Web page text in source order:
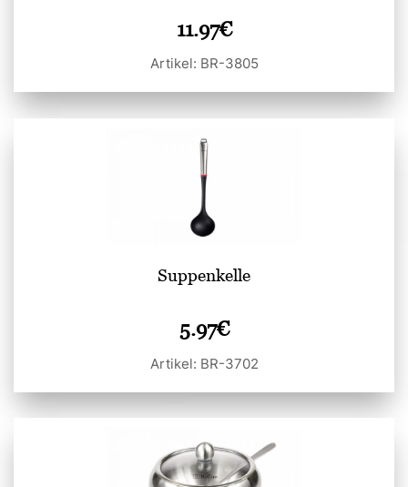
11.97€
Artikel: BR-3805
Suppenkelle
5.97€
Artikel: BR-3702